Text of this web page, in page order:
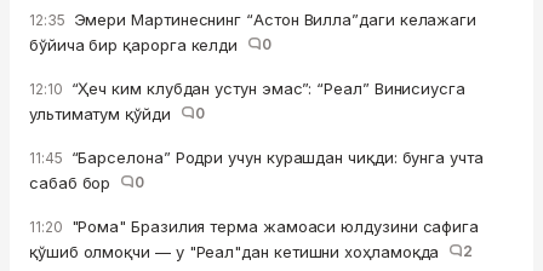
12:35 Эмери Мартинеснинг “Астон Вилла”даги келажаги
бўйича бир қарорга келди
0
12:10 “Ҳеч ким клубдан устун эмас”: “Реал” Винисиусга
ультиматум қўйди
0
11:45 “Барселона” Родри учун курашдан чиқди: бунга учта
сабаб бор
0
11:20 "Рома" Бразилия терма жамоаси юлдузини сафига
қўшиб олмоқчи — у "Реал"дан кетишни хоҳламоқда
2